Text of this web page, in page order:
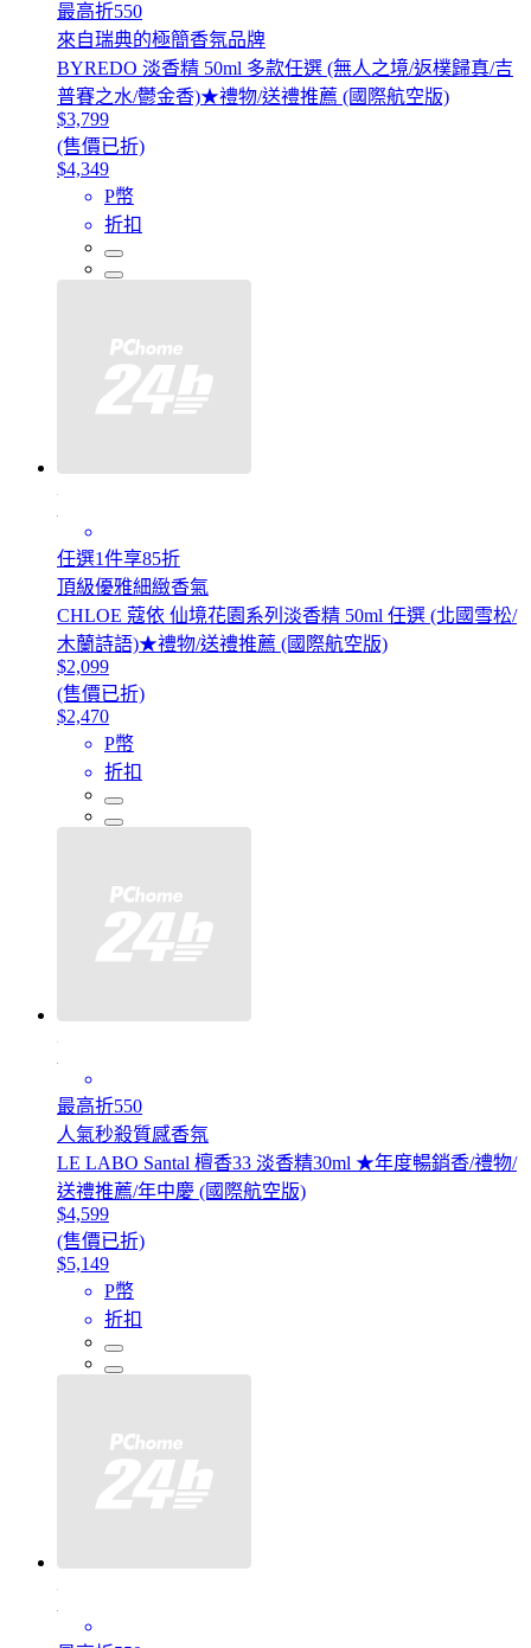
最高折550
來自瑞典的極簡香氛品牌
BYREDO 淡香精 50ml 多款任選 (無人之境/返樸歸真/吉
普賽之水/鬱金香)★禮物/送禮推薦 (國際航空版)
$3,799
(售價已折)
$4,349
P幣
折扣
任選1件享85折
頂級優雅細緻香氣
CHLOE 蔻依 仙境花園系列淡香精 50ml 任選 (北國雪松/
木蘭詩語)★禮物/送禮推薦 (國際航空版)
$2,099
(售價已折)
$2,470
P幣
折扣
最高折550
人氣秒殺質感香氛
LE LABO Santal 檀香33 淡香精30ml ★年度暢銷香/禮物/
送禮推薦/年中慶 (國際航空版)
$4,599
(售價已折)
$5,149
P幣
折扣